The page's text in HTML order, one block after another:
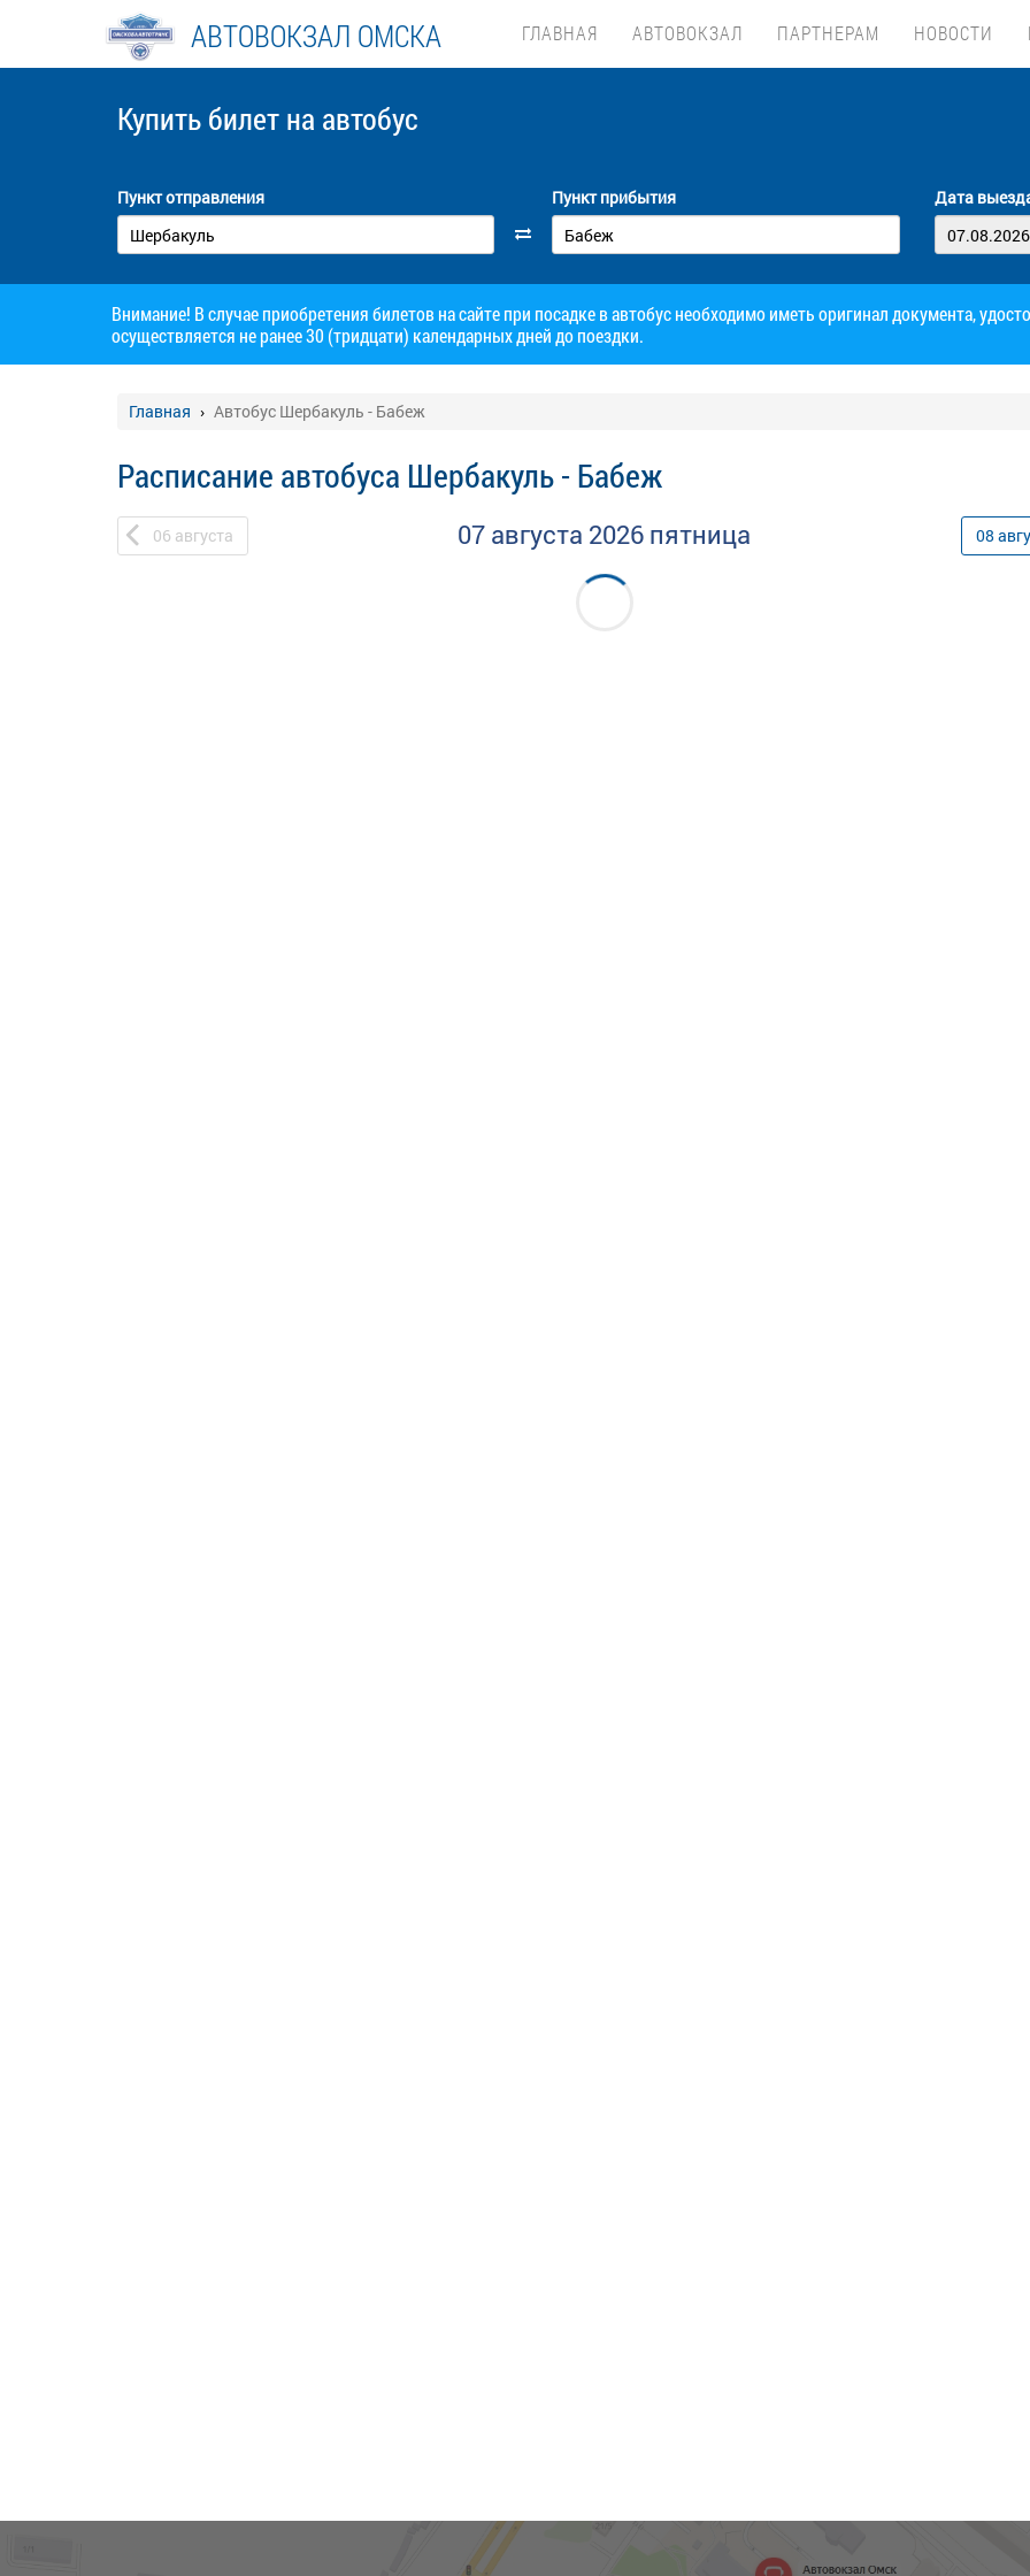
АВТОВОКЗАЛ ОМСКА ГЛАВНАЯ АВТОВОКЗАЛ ПАРТНЕРАМ НОВОСТИ
Купить билет на автобус
Пункт отправления Пункт прибытия Дата
Внимание! В случае приобретения билетов на сайте при посадке в автобус необходимо иметь оригинал документа,
осуществляется не ранее 30 (тридцати) календарных дней до поездки.
Главная Автобус Шербакуль - Бабеж
Расписание автобуса Шербакуль - Бабеж
06 августа 07 августа 2026 пятница 08